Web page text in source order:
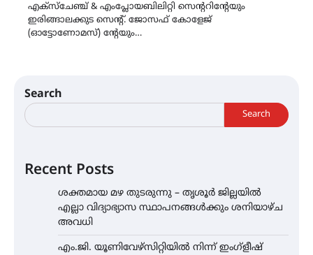
എക്സ്ചേഞ്ച് & എംപ്ലോയബിലിറ്റി സെൻ്ററിന്റേയും
ഇരിങ്ങാലക്കുട സെൻ്റ്. ജോസഫ് കോളേജ്
(ഓട്ടോണോമസ്) ന്റേയും…
Search
Search
Recent Posts
ശക്തമായ മഴ തുടരുന്നു – തൃശൂർ ജില്ലയിൽ
എല്ലാ വിദ്യാഭ്യാസ സ്ഥാപനങ്ങൾക്കും ശനിയാഴ്ച
അവധി
എം.ജി. യൂണിവേഴ്‌സിറ്റിയിൽ നിന്ന് ഇംഗ്ളീഷ്